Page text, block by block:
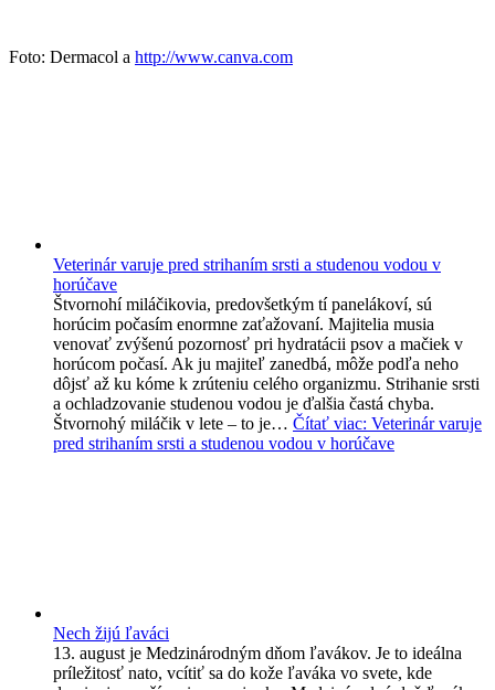
Foto: Dermacol a http://www.canva.com
Veterinár varuje pred strihaním srsti a studenou vodou v
horúčave
Štvornohí miláčikovia, predovšetkým tí panelákoví, sú
horúcim počasím enormne zaťažovaní. Majitelia musia
venovať zvýšenú pozornosť pri hydratácii psov a mačiek v
horúcom počasí. Ak ju majiteľ zanedbá, môže podľa neho
dôjsť až ku kóme k zrúteniu celého organizmu. Strihanie srsti
a ochladzovanie studenou vodou je ďalšia častá chyba.
Štvornohý miláčik v lete – to je… Čítať viac: Veterinár varuje
pred strihaním srsti a studenou vodou v horúčave
Nech žijú ľaváci
13. august je Medzinárodným dňom ľavákov. Je to ideálna
príležitosť nato, vcítiť sa do kože ľaváka vo svete, kde